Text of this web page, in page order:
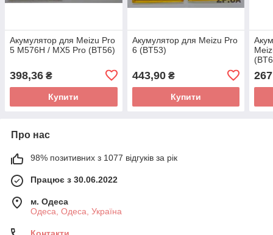
Акумулятор для Meizu Pro
5 M576H / MX5 Pro (BT56)
398,36 ₴
Купити
Акумулятор для Meizu Pro
6 (BT53)
443,90₴
Купити
Про нас
98% позитивних з 1077 відгуків за рік
Працює з 30.06.2022
м. Одеса
Одеса, Одеса, Україна